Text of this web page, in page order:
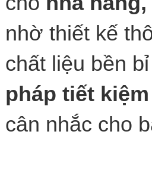
nhờ thiết kế
chất liệu bền
pháp tiết
cân nhắc cho